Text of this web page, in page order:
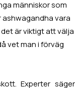
människor som
ashwagandha vara
är viktigt att välja
vet man i förväg
Experter säger